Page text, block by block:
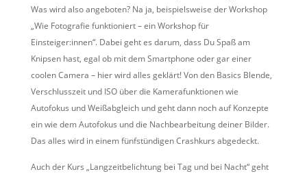
Was wird also angeboten? Na ja, beispielsweise der Workshop
„Wie Fotografie funktioniert – ein Workshop für
Einsteiger:innen“. Dabei geht es darum, dass Du Spaß am
Knipsen hast, egal ob mit dem Smartphone oder gar einer
coolen Camera – hier wird alles geklärt! Von den Basics Blende,
Verschlusszeit und ISO über die Kamerafunktionen wie
Autofokus und Weißabgleich und geht dann noch auf Konzepte
ein wie dem Autofokus und die Nachbearbeitung deiner Bilder.
Das alles wird in einem fünfstündigen Crashkurs abgedeckt.
Auch der Kurs „Langzeitbelichtung bei Tag und bei Nacht“ geht